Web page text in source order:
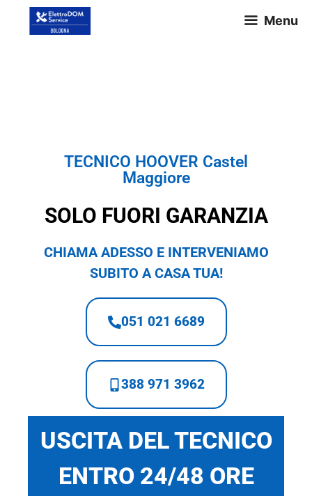
Menu
TECNICO HOOVER Castel
Maggiore
SOLO FUORI GARANZIA
CHIAMA ADESSO E INTERVENIAMO
SUBITO A CASA TUA!
051 021 6689
388 971 3962
USCITA DEL TECNICO
ENTRO 24/48 ORE